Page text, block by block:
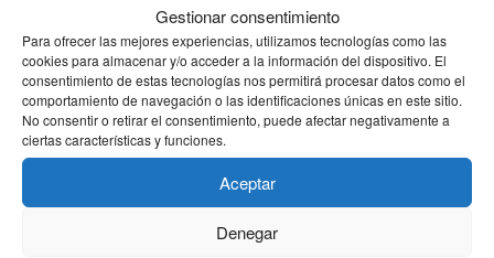
Gestionar consentimiento
Para ofrecer las mejores experiencias, utilizamos tecnologías como las
cookies para almacenar y/o acceder a la información del dispositivo. El
consentimiento de estas tecnologías nos permitirá procesar datos como el
comportamiento de navegación o las identificaciones únicas en este sitio.
No consentir o retirar el consentimiento, puede afectar negativamente a
ciertas características y funciones.
Aceptar
Denegar